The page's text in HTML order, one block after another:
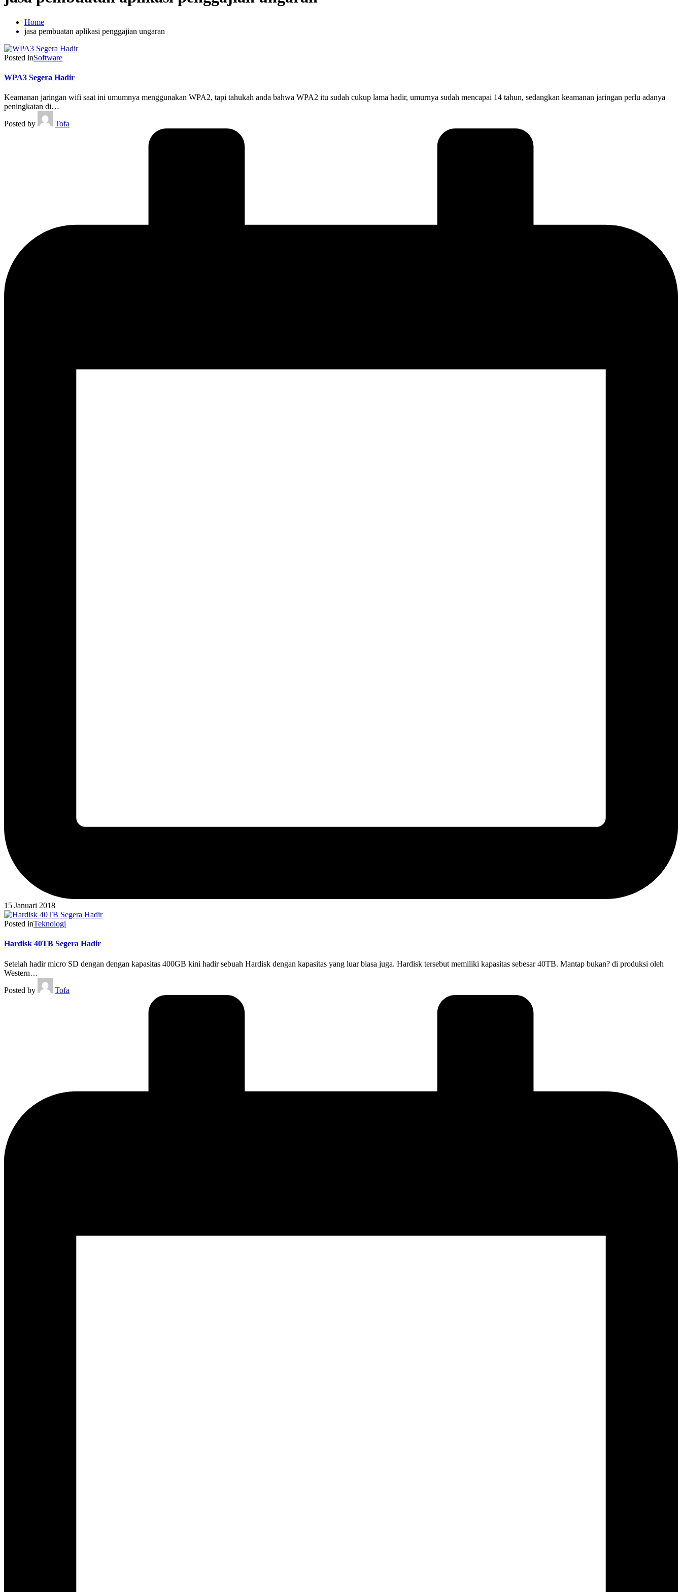
Home
jasa pembuatan aplikasi penggajian ungaran
Posted inSoftware
WPA3 Segera Hadir
Keamanan jaringan wifi saat ini umumnya menggunakan WPA2, tapi tahukah anda bahwa WPA2 itu sudah cukup lama hadir, umurnya sudah mencapai 14 tahun, sedangkan keamanan jaringan perlu adanya
peningkatan di…
Posted by
Tofa
15 Januari 2018
Posted inTeknologi
Hardisk 40TB Segera Hadir
Setelah hadir micro SD dengan dengan kapasitas 400GB kini hadir sebuah Hardisk dengan kapasitas yang luar biasa juga. Hardisk tersebut memiliki kapasitas sebesar 40TB. Mantap bukan? di produksi oleh
Western…
Posted by
Tofa